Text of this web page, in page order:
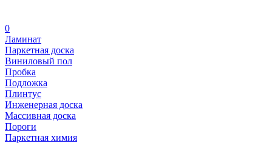
0
Ламинат
Паркетная доска
Виниловый пол
Пробка
Подложка
Плинтус
Инженерная доска
Массивная доска
Пороги
Паркетная химия